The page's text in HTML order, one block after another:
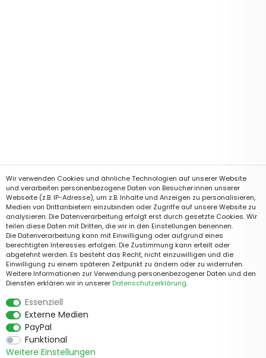
Wir verwenden Cookies und ähnliche Technologien auf unserer Website
und verarbeiten personenbezogene Daten von Besucher:innen unserer
Webseite (z.B. IP-Adresse), um z.B. Inhalte und Anzeigen zu personalisieren,
Medien von Drittanbietern einzubinden oder Zugriffe auf unsere Website zu
analysieren. Die Datenverarbeitung erfolgt erst durch gesetzte Cookies. Wir
teilen diese Daten mit Dritten, die wir in den Einstellungen benennen.
Die Datenverarbeitung kann mit Einwilligung oder aufgrund eines
berechtigten Interesses erfolgen. Die Zustimmung kann erteilt oder
abgelehnt werden. Es besteht das Recht, nicht einzuwilligen und die
Einwilligung zu einem späteren Zeitpunkt zu ändern oder zu widerrufen.
Weitere Informationen zur Verwendung personenbezogener Daten und den
Diensten erklären wir in unserer Daten­schutz­erklärung.
Essenziell
Externe Medien
PayPal
Funktional
Weitere Einstellungen